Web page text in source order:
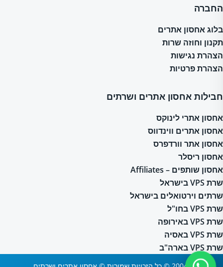
החברה
בלוג אחסון אתרים
תקנון וחוזה שרות
הצהרת נגישות
הצהרת פרטיות
חבילות אחסון אתרים ושרתים
אחסון אתרי לינוקס
אחסון אתרים ווינדווס
אחסון אתר וורדפרס
אחסון ריסלר
אחסון שותפים – Affiliates
שרת VPS בישראל
שרתים וירטואלים בישראל
שרת VPS בחו"ל
שרת VPS באירופה
שרת VPS באסיה
שרת VPS בארה"ב